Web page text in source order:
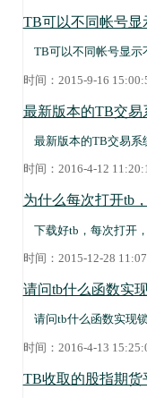
TB可以不同帐号
TB可以不同帐号显示
时间：2015-9-16
最新版本的TB交
最新版本的TB交易系
时间：2016-4-12
为什么每次打开tb
下载好tb，每次打开
时间：2015-12-28
请问tb什么函数实
请问tb什么函数实现
时间：2016-4-13
TB收取的股指期